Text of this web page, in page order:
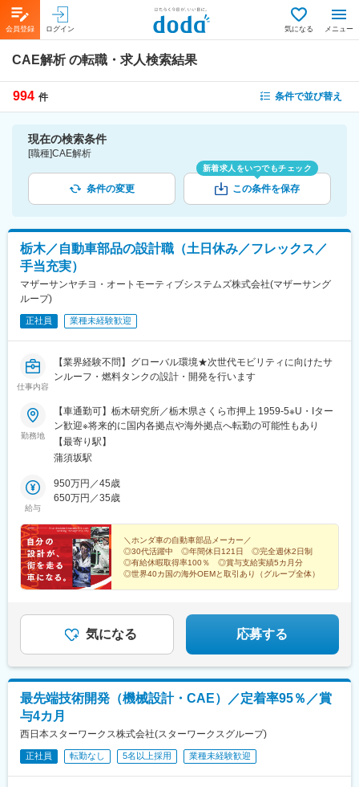
会員登録 ログイン 気になる メニュー
CAE解析の転職・求人検索結果
994 件 条件で並び替え
現在の検索条件
[職種]CAE解析
条件の変更
新着求人をいつでもチェック
この条件を保存
栃木／自動車部品の設計職（土日休み／フレックス／
手当充実）
マザーサンヤチヨ・オートモーティブシステムズ株式会社(マザーサング
ループ)
正社員 業種未経験歓迎
仕事内容
【業界経験不問】グローバル環境★次世代モビリティに向けたサ
ンルーフ・燃料タンクの設計・開発を行います
勤務地
【車通勤可】栃木研究所／栃木県さくら市押上 1959-5※U・Iター
ン歓迎※将来的に国内各拠点や海外拠点へ転勤の可能性もあり
【最寄り駅】
蒲須坂駅
給与
950万円／45歳
650万円／35歳
＼ホンダ車の自動車部品メーカー／
◎30代活躍中 ◎年間休日121日 ◎完全週休2日制
◎有給休暇取得率100％ ◎賞与支給実績5カ月分
◎世界40カ国の海外OEMと取引あり（グループ全体）
気になる 応募する
最先端技術開発（機械設計・CAE）／定着率95％／賞
与4カ月
西日本スターワークス株式会社(スターワークスグループ)
正社員 転勤なし 5名以上採用 業種未経験歓迎